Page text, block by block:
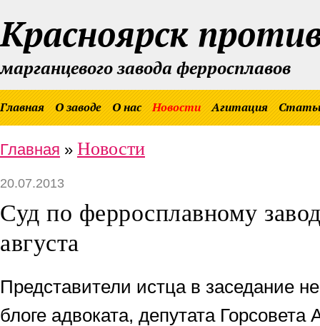
Красноярск
марганцевого завода ферросплавов
Главная О заводе О нас Новости Агитация
Главная » Новости
20.07.2013
Суд по ферросплавному
августа
Представители истца в заседание
блоге адвоката, депутата Горсовета